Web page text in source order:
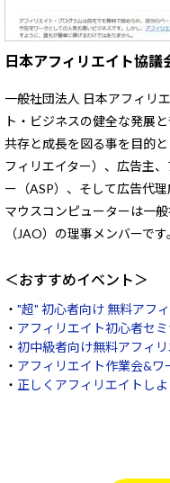
日本アフィリエイト協議
一般社団法人 日本アフィリ
ト・ビジネスの健全な発展
共存と成長を図る事を目的
フィリエイター）、広告主
ー（ASP）、そして広告代
マウスコンピューターは一
（JAO）の理事メンバーです
＜おすすめイベント＞
・ "超" 初心者向け 無料アフ
・ アフィリエイト初心者セ
・ 初中級者向け無料アフィ
・ アフィリエイト作業会&ワ
・ 正しくアフィリエイトしよ